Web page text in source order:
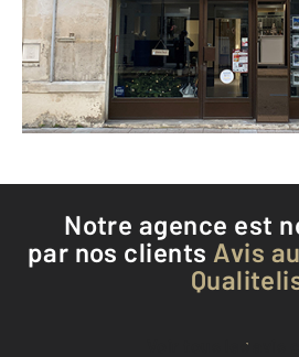
Envoyer un
Téléphoner à
Notre agence est
par nos clients Avis
Voir tous les avis